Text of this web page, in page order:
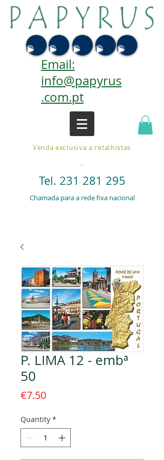
Email:
info@papyrus
.com.pt
Venda exclusiva a retalhistas
.
Tel. 231 281 295
Chamada para a rede fixa nacional
P. LIMA 12 - embª
50
€7.50Price
Quantity *